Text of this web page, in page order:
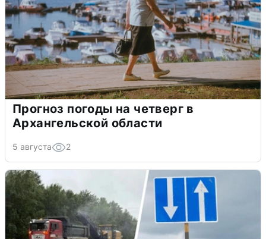
Прогноз погоды на четверг в
Архангельской области
5 августа 2